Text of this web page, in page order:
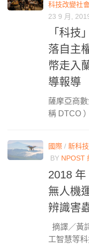
科技改變社
23 9 月,
「科技
落自主
幣走入
導報導
薩摩亞商
稱 DTCO
國際 / 新科
BY NPOST
2018
無人機
辨識害
摘譯／黃
工智慧等科